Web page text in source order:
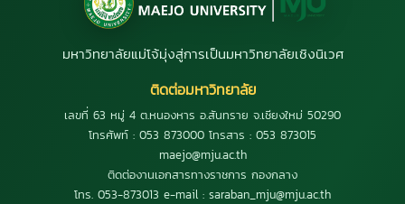
มหาวิทยาลัยแม่โจ้มุ่งสู่การเป็นมหาวิทยาลัยเชิงนิเวศ
ติดต่อมหาวิทยาลัย
เลขที่ 63 หมู่ 4 ต.หนองหาร อ.สันทราย จ.เชียงใหม่ 50290
โทรศัพท์ : 053 873000 โทรสาร : 053 873015
maejo@mju.ac.th
ติดต่องานเอกสารทางราชการ กองกลาง
โทร. 053-873013 e-mail : saraban_mju@mju.ac.th